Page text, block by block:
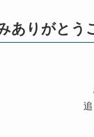
ありがとう